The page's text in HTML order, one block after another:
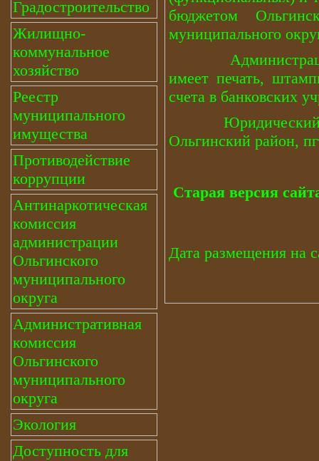
Градостроительство
Жилищно-
коммунальное
хозяйство
Реестр
муниципального
имущества
Противодействие
коррупции
Антинаркотическая
комиссия
администрации
Ольгинского
муниципального
округа
Административная
комиссия
Ольгинского
муниципального
округа
Экология
Доступность для
бюджетом
муниципального
Администрация
имеет печать,
счета в банковских
Юридический
Ольгинский район,
Старая версия
Дата размещения на